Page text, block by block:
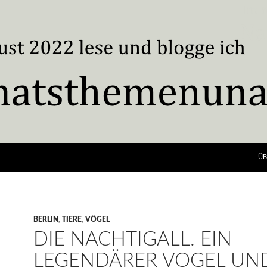
BERLIN, TIERE, VÖGEL
DIE NACHTIGALL. EIN
LEGENDÄRER VOGEL